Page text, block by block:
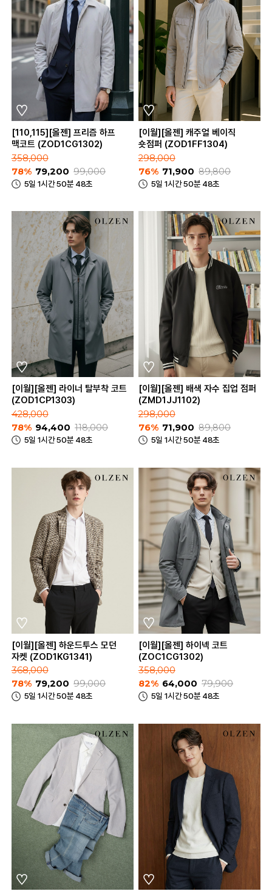
[110,115][올젠] 프리즘 하프
맥코트 (ZOD1CG1302)
358,000
78% 79,200 99,000
5일 1시간 50분 48초
[이월][올젠] 캐주얼 베이직
숏점퍼 (ZOD1FF1304)
298,000
76% 71,900 89,800
5일 1시간 50분 48초
[이월][올젠] 라이너 탈부착 코트
(ZOD1CP1303)
428,000
78% 94,400 118,000
5일 1시간 50분 48초
[이월][올젠] 배색 자수 집업 점퍼
(ZMD1JJ1102)
298,000
76% 71,900 89,800
5일 1시간 50분 48초
[이월][올젠] 하운드투스 모던
자켓 (ZOD1KG1341)
368,000
78% 79,200 99,000
5일 1시간 50분 48초
[이월][올젠] 하이넥 코트
(ZOC1CG1302)
358,000
82% 64,000 79,900
5일 1시간 50분 48초